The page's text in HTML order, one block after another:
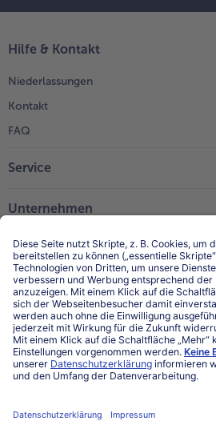
Hilfe & Kontakt
Niederlassungen
Kontakt
FAQ
Service
Unternehmen
Über uns